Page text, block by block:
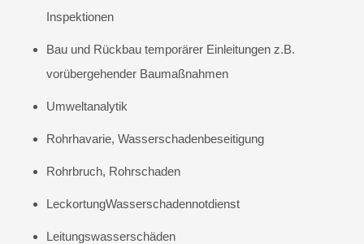
Inspektionen
Bau und Rückbau temporärer Einleitungen z.B.
vorübergehender Baumaßnahmen
Umweltanalytik
Rohrhavarie, Wasserschadenbeseitigung
Rohrbruch, Rohrschaden
LeckortungWasserschadennotdienst
Leitungswasserschäden